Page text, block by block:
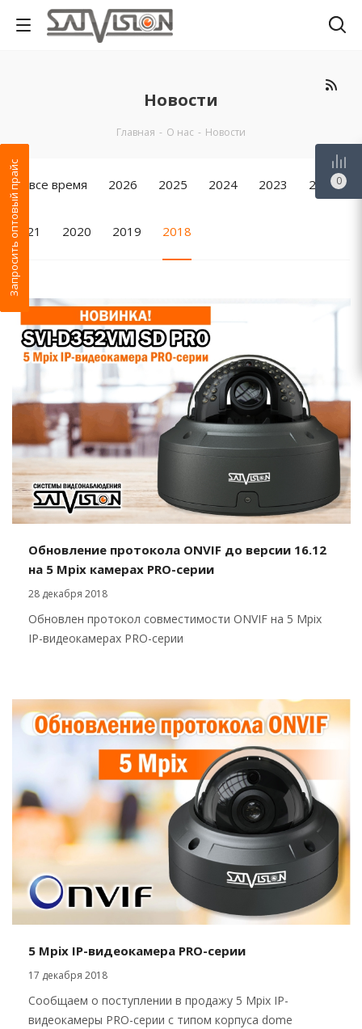
Новости
Главная - О нас - Новости
За все время 2026 2025 2024 2023 2022
2021 2020 2019 2018
Обновление протокола ONVIF до версии 16.12
на 5 Mpix камерах PRO-серии
28 декабря 2018
Обновлен протокол совместимости ONVIF на 5 Mpix
IP-видеокамерах PRO-серии
5 Mpix IP-видеокамера PRO-серии
17 декабря 2018
Сообщаем о поступлении в продажу 5 Mpix IP-
видеокамеры PRO-серии с типом корпуса dome
Запросить оптовый прайс 0